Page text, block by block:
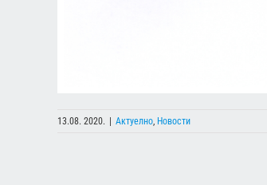
13.08. 2020. Актуелно, Новости